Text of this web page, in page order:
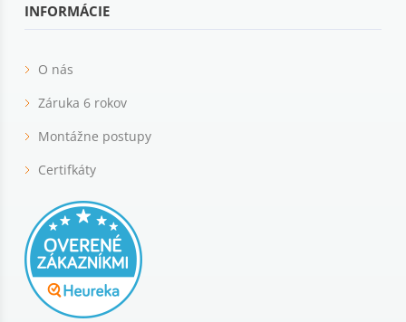
INFORMÁCIE
O nás
Záruka 6 rokov
Montážne postupy
Certifkáty